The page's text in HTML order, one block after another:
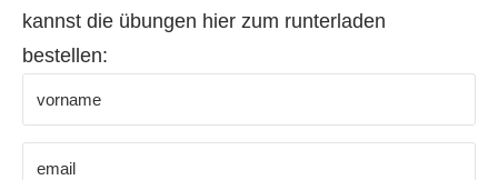
kannst die übungen hier zum runterladen
bestellen: